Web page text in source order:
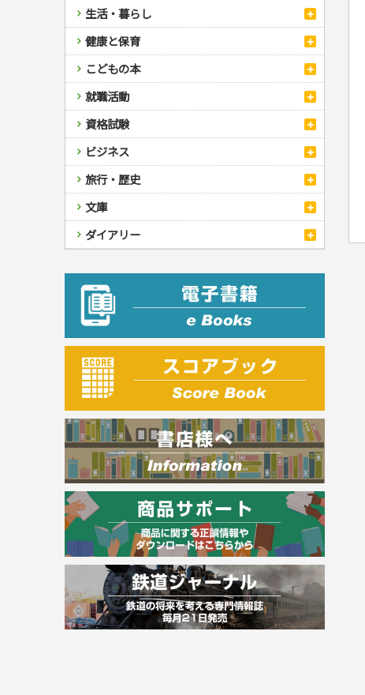
スポーツ
スポーツルール
野球
ゴルフ
トレーニング
ジュニアスポーツ
その他スポーツ
自然・アウトドア・ペット
アウトドア
犬・猫
ペット・飼育
園芸・野菜づくり
雑学
娯楽・ゲーム・占い
ナンプレ
囲碁・将棋・麻雀
ゲーム・マジック
家相・風水・占い
カルチャー・芸術・趣味
鉄道・車・自転車
音楽・楽器
趣味・鑑賞・カメラ
絵画・デッサン
俳句・詩・ことば
辞典・語学
辞典
語学・旅行会話
運転免許
原付・二輪
普通免許
その他免許
生活・暮らし
料理
料理・レシピ
おもてなし・ごちそう料理
各国料理
お弁当
健康メニュー・ダイエット
調理器具クッキング
お菓子・ケーキ・パン
飲み物・お酒
手芸・クラフト
編み物
ソーイング
クラフト
住まい・インテリア・暮らし
インテリア・ハウジング
収納・掃除・暮らし
美容・ファッション
ダイエット・エクササイズ
メイク・ネイル・ヘア
着物・着つけ
冠婚葬祭・手紙・ペン字
冠婚葬祭・スピーチ・マナー
手紙・ペン字
妊娠・出産・育児
妊娠・出産・育児
離乳食・幼児食・こどもレシピ
健康と保育
家庭医学・健康
ツボ・マッサージ
家庭医学・病気
健康知識
栄養事典
生活習慣病
看護・介護
看護一般
介護一般
保育・教育
パネルシアター
指導マニュアル
こどもの本
児童一般
おりがみ・あやとり
なぞなぞ・ゲーム
占い・心理ゲーム
のりもの・ずかん
読み物・絵本
音と光のでる絵本
学参・ドリル
夏休みドリル
総復習ドリル
学習・地図
自由研究・読書感想文
えんぴつちょう
就職活動
就職活動
就職試験
公務員試験
資格試験
検定試験・資格試験
英語検定・TOEIC
漢字検定・数学検定
簿記検定
ケアマネジャー
介護・社会福祉士
司法書士・社労士
行政書士・宅建
FP
衛生管理・運行管理
建築・土木
電気・危険物
調理師
スキル・キャリアアップ
危険物取扱者
消防設備士
登録販売者
その他資格試験
ビジネス
経営・経済・法律
マネー・株・資産
簿記・経理・税金・保険
その他ビジネス
自己啓発
ビジネス読み物
旅行・歴史
国内・海外旅行
国外旅行
国内旅行
散歩・グルメ
地理・歴史
地理・地図
歴史
文庫
文庫
成美文庫
ダイアリー
プラチナダイアリー プレステージ